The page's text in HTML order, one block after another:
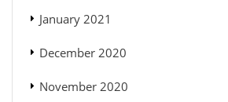
January 2021
December 2020
November 2020